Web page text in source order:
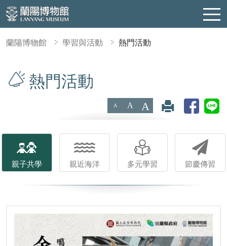
蘭陽博物館 學習與活動 熱門活動
熱門活動
A A A
親子共學 親近海洋 多元學習 節慶傳習